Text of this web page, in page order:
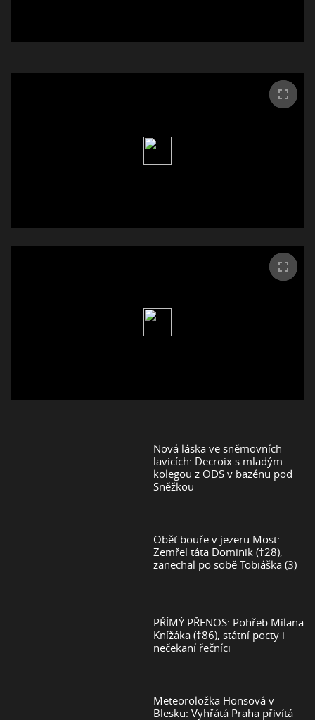
Nová láska ve sněmovních
lavicích: Decroix s mladým
kolegou z ODS v bazénu pod
Sněžkou
Oběť bouře v jezeru Most:
Zemřel táta Dominik (†28),
zanechal po sobě Tobiáška (3)
PŘÍMÝ PŘENOS: Pohřeb Milana
Knížáka (†86), státní pocty i
nečekaní řečníci
Meteoroložka Honsová v
Blesku: Vyhřátá Praha přivítá